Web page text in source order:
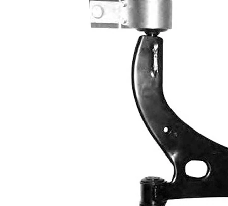
İlave ürün/
açıklama
sentetik yağ ile
Taşıyıcı/kılavuz
Üçgen bugi
VKDS 324021